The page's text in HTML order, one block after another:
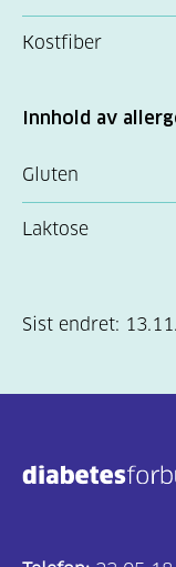
Kostfiber
Innhold av
Gluten
Laktose
Sist endret: